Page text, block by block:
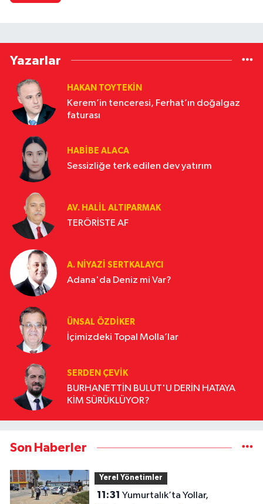
Yazarlar
HAKAN TOYTEKIN
Kerem’in tenceresi, Ferhat’ın doğalgaz
faturası
HABIBE ALACA
Sessizliğe terk edilen dev yatırım
AV. HALIL ALTIPARMAK
TERÖRİSTE AF
A. NIYAZI SERTKALAYCI
Adana'da Deniz mi Var?
ÜNSAL ÖZDIKER
İçimizdeki Topal Molla’lar
SERDEN ÇEVIK
BURHANETTİN BULUT'U DERİN HATAYA
KİM SÜRÜKLÜYOR?
Son Haberler
Yerel Yönetimler
11:31